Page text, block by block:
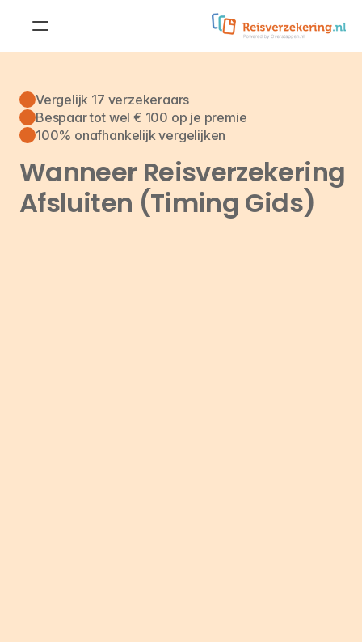
Doorlopende
reisverzekering
Reisverzekering voor
jongeren
Reisverzekering voor
studenten
Doorlopende
annuleringsverzekering
Vergelijk 17 verzekeraars
Bespaar tot wel € 100 op je premie
100% onafhankelijk vergelijken
Wanneer Reisverzekering
Afsluiten (Timing Gids)